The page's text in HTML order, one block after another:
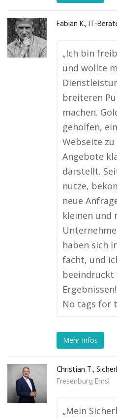
Fabian K., IT-
„Ich bin
und wollte
breiteren
machen.
geholfen,
Webseite
Angebote
darstellt.
nutze,
neue
kleinen und
haben sich
facht, und
beeindruckt
No tags for
Mehr Infos
Christian T.,
Fresenburg Emsl
„Mein